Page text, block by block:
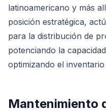
latinoamericano y más
posición estratégica,
para la distribución de
potenciando la
optimizando el
Mantenimiento